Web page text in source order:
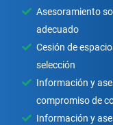
Asesoramiento
adecuado
Cesión de
selección
Información y
compromiso de
Información y